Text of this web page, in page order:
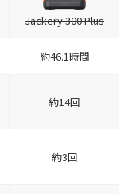
Jackery 300 Plus
約46.1時間
約14回
約3回